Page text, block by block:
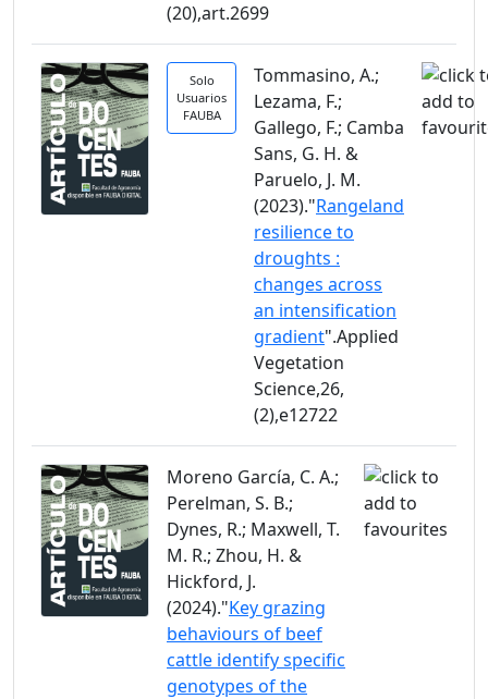
(20),art.2699
Solo
Usuarios
FAUBA
Tommasino, A.;
Lezama, F.;
Gallego, F.; Camba
Sans, G. H. &
Paruelo, J. M.
(2023)."Rangeland
resilience to
droughts :
changes across
an intensification
gradient".Applied
Vegetation
Science,26,
(2),e12722
Moreno García, C. A.;
Perelman, S. B.;
Dynes, R.; Maxwell, T.
M. R.; Zhou, H. &
Hickford, J.
(2024)."Key grazing
behaviours of beef
cattle identify specific
genotypes of the